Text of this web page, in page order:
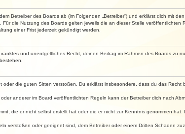
Betreiber des Boards ab (im Folgenden „Betreiber“) und erklärst dich mit
die Nutzung des Boards gelten jeweils die an dieser Stelle veröffentlichten
einer Frist jederzeit gekündigt werden.
und unentgeltliches Recht, deinen Beitrag im Rahmen des Boards zu
die guten Sitten verstoßen. Du erklärst insbesondere, dass du das
anderer im Board veröffentlichten Regeln kann der Betreiber dich nach
die er nicht selbst erstellt hat oder die er nicht zur Kenntnis genommen hat.
verstoßen oder geeignet sind, dem Betreiber oder einem Dritten Schaden